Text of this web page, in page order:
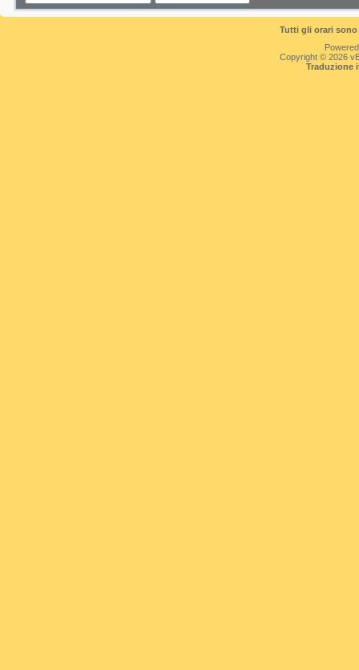
Tutti gli orari
Copyright © 2026
Traduzione